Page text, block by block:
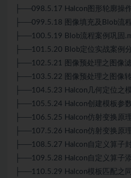
├──098.5.17 Halcon图形轮廓操
├──099.5.18 图像填充及Blob流
├──100.5.19 Blob流程案例巩固
├──101.5.20 Blob定位实战案例
├──102.5.21 图像预处理之图像
├──103.5.22 图像预处理之图像
├──104.5.23 Halcon几何定位之
├──105.5.24 Halcon创建模板参
├──106.5.25 Halcon仿射变换原
├──107.5.26 Halcon仿射变换原
├──108.5.27 Halcon自定义算子
├──109.5.28 Halcon自定义算子
├──110.5.29 Halcon模板匹配之